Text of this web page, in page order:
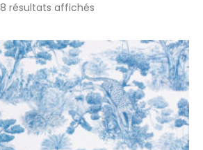
8 résultats affichés